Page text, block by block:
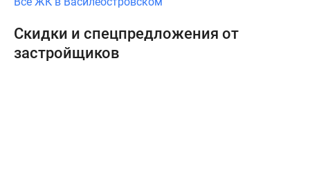
Скидки и спецпредложения от
застройщиков